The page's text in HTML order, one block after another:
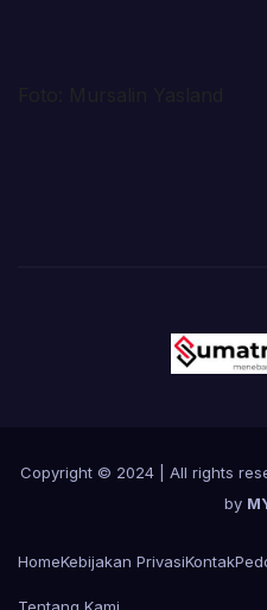
Copyright © 2024 | All rights
by
HomeKebijakan PrivasiKontak